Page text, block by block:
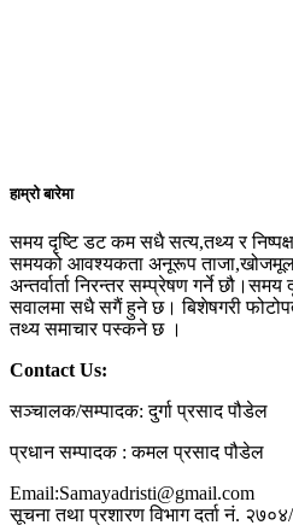
हाम्रो बारेमा
समय दृष्टि डट कम सधै सत्य,तथ्य र निष्पक्ष
समयको आवश्यकता अनूरूप
अन्तर्वार्ता निरन्तर सम्प्रेषण गर्ने
सवालमा सधै सगैं हुने छ। बिशेषगरी
तथ्य समाचार पस्कने छ ।
Contact Us:
सञ्चालक/सम्पादक: दुर्गा प्रसाद पौडेल
प्रधान सम्पादक : कमल प्रसाद पौडेल
Email:Samayadristi@gmail.com
सूचना तथा प्रशारण विभाग दर्ता नं.